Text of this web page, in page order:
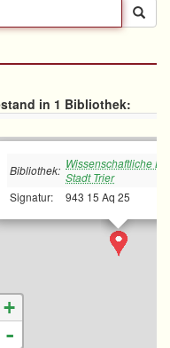
in 1 Bibliothek:
Bibliothek: Wissenschaftliche
Stadt Trier
Signatur:
943 15 Aq 25
+
-